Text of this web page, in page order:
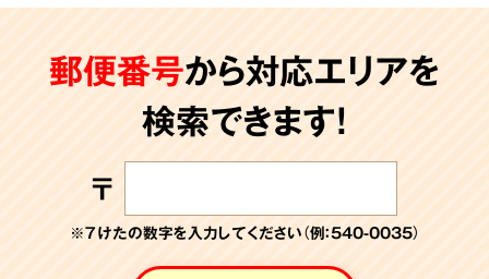
郵便番号から対応エリアを
検索できます!
〒
※７けたの数字を入力してください（例：540-0035）